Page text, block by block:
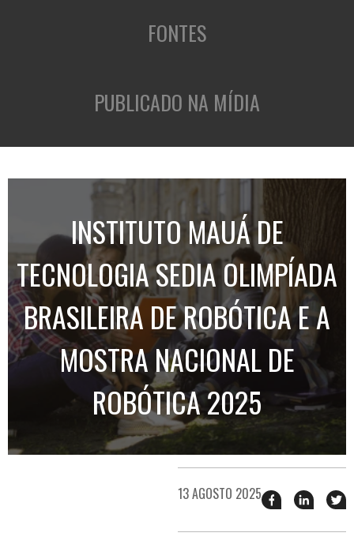
FONTES
PUBLICADO NA MÍDIA
INSTITUTO MAUÁ DE
TECNOLOGIA SEDIA OLIMPÍADA
BRASILEIRA DE ROBÓTICA E A
MOSTRA NACIONAL DE
ROBÓTICA 2025
13 AGOSTO 2025 Compartilhar
esse
no
esse
no